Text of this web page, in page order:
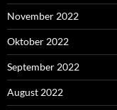
November 2022
Oktober 2022
September 2022
August 2022